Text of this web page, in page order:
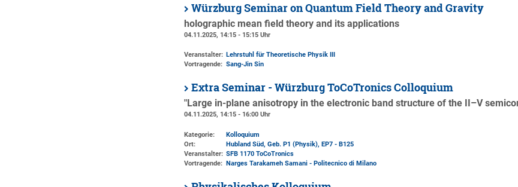
Würzburg Seminar on Quantum Field Theory and Gravity
holographic mean field theory and its applications
04.11.2025, 14:15 - 15:15 Uhr
Veranstalter: Lehrstuhl für Theoretische Physik III
Vortragende: Sang-Jin Sin
Extra Seminar - Würzburg ToCoTronics Colloquium
"Large in-plane anisotropy in the electronic band structure of the II–V
04.11.2025, 14:15 - 16:00 Uhr
Kategorie:
Kolloquium
Ort:
Hubland Süd, Geb. P1 (Physik), EP7 - B125
Veranstalter: SFB 1170 ToCoTronics
Vortragende: Narges Tarakameh Samani - Politecnico di Milano